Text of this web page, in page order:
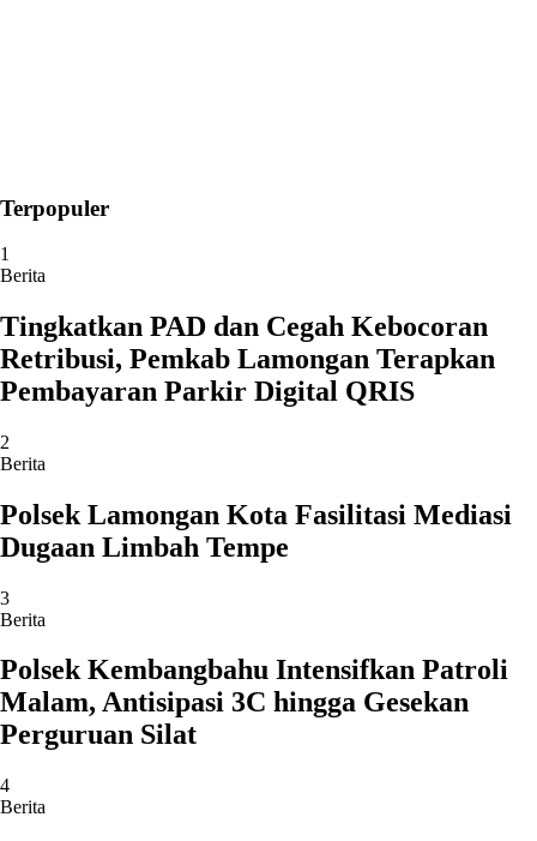
Terpopuler
1
Berita
Tingkatkan PAD dan Cegah Kebocoran
Retribusi, Pemkab Lamongan Terapkan
Pembayaran Parkir Digital QRIS
2
Berita
Polsek Lamongan Kota Fasilitasi Mediasi
Dugaan Limbah Tempe
3
Berita
Polsek Kembangbahu Intensifkan Patroli
Malam, Antisipasi 3C hingga Gesekan
Perguruan Silat
4
Berita